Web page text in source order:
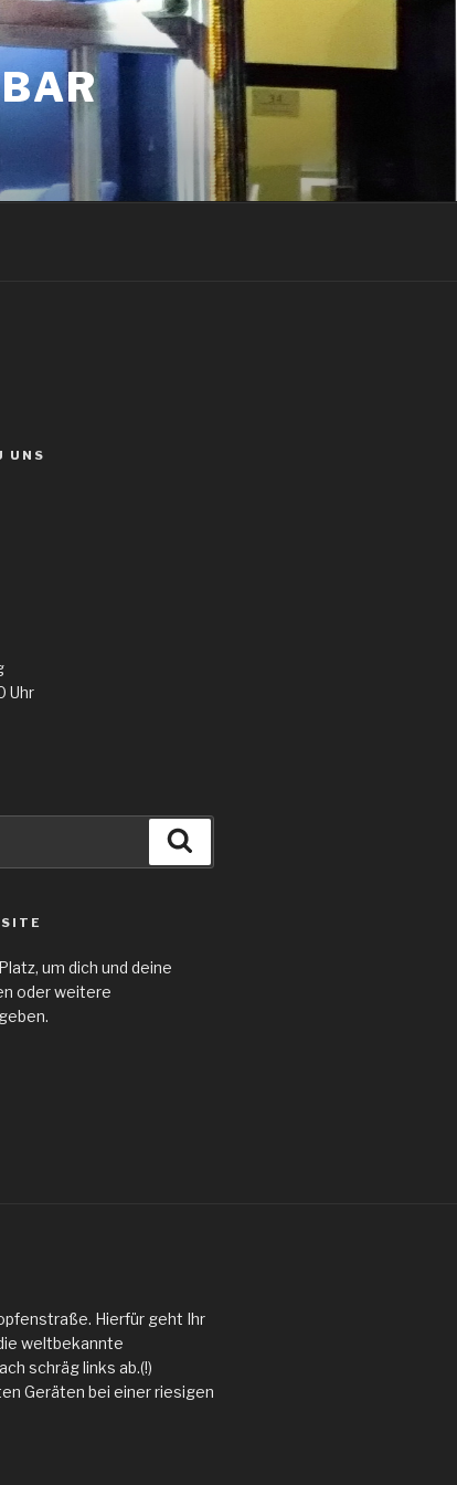
UNS
Uhr
um dich und deine
oder weitere
Hierfür geht Ihr
weltbekannte
schräg links ab.(!)
Geräten bei einer riesigen